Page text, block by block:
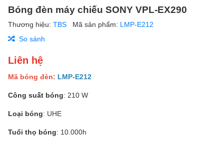
Bóng đèn máy chiếu SONY VPL-EX290
Thương hiệu: TBS Mã sản phẩm: LMP-E212
So sánh
Liên hệ
Mã bóng đèn: LMP-E212
Công suất bóng: 210 W
Loại bóng: UHE
Tuổi thọ bóng: 10.000h